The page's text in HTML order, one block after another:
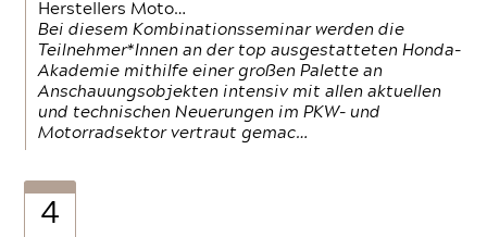
Herstellers Moto…
Bei diesem Kombinationsseminar werden die
Teilnehmer*Innen an der top ausgestatteten Honda-
Akademie mithilfe einer großen Palette an
Anschauungsobjekten intensiv mit allen aktuellen
und technischen Neuerungen im PKW- und
Motorradsektor vertraut gemac…
4